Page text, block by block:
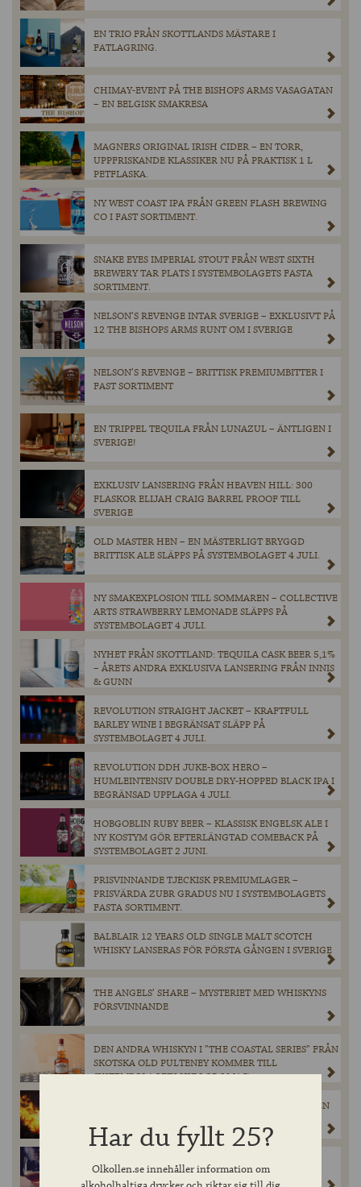
EN TRIO FRÅN SKOTTLANDS MÄSTARE I
FATLAGRING.
CHIMAY-EVENT PÅ THE BISHOPS ARMS VASAGATAN
– EN BELGISK SMAKRESA
MAGNERS ORIGINAL IRISH CIDER – EN TORR,
UPPFRISKANDE KLASSIKER NU PÅ PRAKTISK 1 L
PETFLASKA.
NY WEST COAST IPA FRÅN GREEN FLASH BREWING
CO I FAST SORTIMENT.
SNAKE EYES IMPERIAL STOUT FRÅN WEST SIXTH
BREWERY TAR PLATS I SYSTEMBOLAGETS FASTA
SORTIMENT.
NELSON’S REVENGE INTAR SVERIGE – EXKLUSIVT PÅ
12 THE BISHOPS ARMS RUNT OM I SVERIGE
NELSON’S REVENGE – BRITTISK PREMIUMBITTER I
FAST SORTIMENT
EN TRIPPEL TEQUILA FRÅN LUNAZUL – ÄNTLIGEN I
SVERIGE!
EXKLUSIV LANSERING FRÅN HEAVEN HILL: 300
FLASKOR ELIJAH CRAIG BARREL PROOF TILL
SVERIGE
OLD MASTER HEN – EN MÄSTERLIGT BRYGGD
BRITTISK ALE SLÄPPS PÅ SYSTEMBOLAGET 4 JULI.
NY SMAKEXPLOSION TILL SOMMAREN – COLLECTIVE
ARTS STRAWBERRY LEMONADE SLÄPPS PÅ
SYSTEMBOLAGET 4 JULI.
NYHET FRÅN SKOTTLAND: TEQUILA CASK BEER 5,1%
– ÅRETS ANDRA EXKLUSIVA LANSERING FRÅN INNIS
& GUNN
REVOLUTION STRAIGHT JACKET – KRAFTFULL
BARLEY WINE I BEGRÄNSAT SLÄPP PÅ
SYSTEMBOLAGET 4 JULI.
REVOLUTION DDH JUKE-BOX HERO –
HUMLEINTENSIV DOUBLE DRY-HOPPED BLACK IPA I
BEGRÄNSAD UPPLAGA 4 JULI.
HOBGOBLIN RUBY BEER – KLASSISK ENGELSK ALE I
NY KOSTYM GÖR EFTERLÄNGTAD COMEBACK PÅ
SYSTEMBOLAGET 2 JUNI.
PRISVINNANDE TJECKISK PREMIUMLAGER –
PRISVÄRDA ZUBR GRADUS NU I SYSTEMBOLAGETS
FASTA SORTIMENT.
BALBLAIR 12 YEARS OLD SINGLE MALT SCOTCH
WHISKY LANSERAS FÖR FÖRSTA GÅNGEN I SVERIGE
THE ANGELS’ SHARE – MYSTERIET MED WHISKYNS
FÖRSVINNANDE
DEN ANDRA WHISKYN I ”THE COASTAL SERIES” FRÅN
SKOTSKA OLD PULTENEY KOMMER TILL
SYSTEMBOLAGETS HYLLOR I MAJ!
KATASTROFEN SOM FORMADE HEAVEN HILL — EN
PADDINGTONS UTSEDD TILL GÖTEBORGS BÄSTA
SPORTBAR
Har du fyllt 25?
Olkollen.se innehåller information om